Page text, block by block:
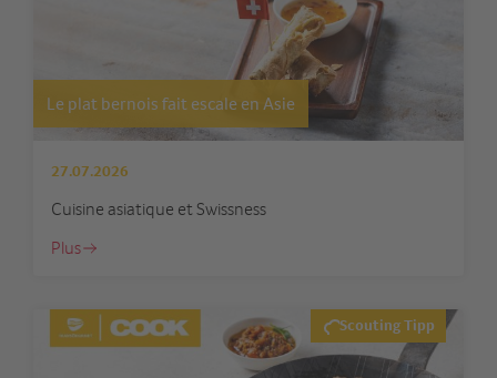
Le plat bernois fait escale en Asie
27.07.2026
Cuisine asiatique et Swissness
Plus
Scouting Tipp